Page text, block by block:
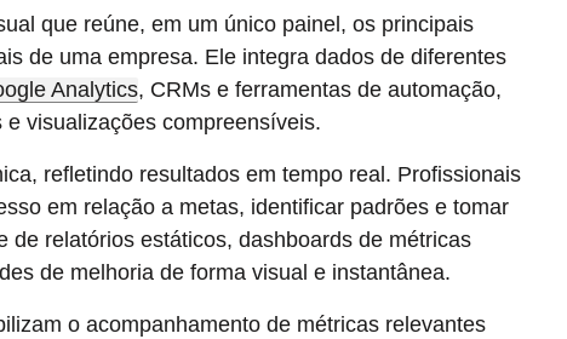
que reúne, em um único painel, os principais
de uma empresa. Ele integra dados de diferentes
Analytics, CRMs e ferramentas de automação,
visualizações compreensíveis.
refletindo resultados em tempo real. Profissionais
em relação a metas, identificar padrões e tomar
relatórios estáticos, dashboards de métricas
de melhoria de forma visual e instantânea.
o acompanhamento de métricas relevantes